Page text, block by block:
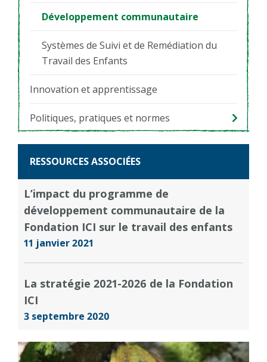
Développement communautaire
Systèmes de Suivi et de Remédiation du
Travail des Enfants
Innovation et apprentissage
Politiques, pratiques et normes
RESSOURCES ASSOCIÉES
L’impact du programme de
développement communautaire de la
Fondation ICI sur le travail des enfants
11 janvier 2021
La stratégie 2021-2026 de la Fondation
ICI
3 septembre 2020